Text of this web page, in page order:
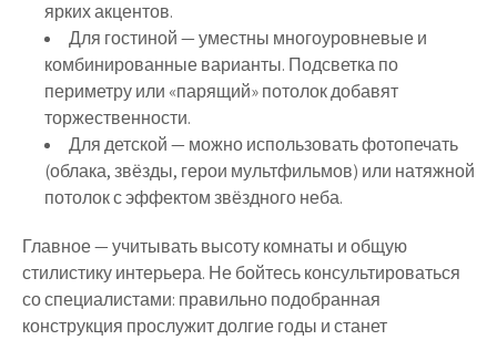
ярких акцентов.
Для гостиной— уместны многоуровневые и
комбинированные варианты. Подсветка по
периметру или «парящий» потолок добавят
торжественности.
Для детской— можно использовать фотопечать
(облака, звёзды, герои мультфильмов) или натяжной
потолок с эффектом звёздного неба.
Главное — учитывать высоту комнаты и общую
стилистику интерьера. Не бойтесь консультироваться
со специалистами: правильно подобранная
конструкция прослужит долгие годы и станет